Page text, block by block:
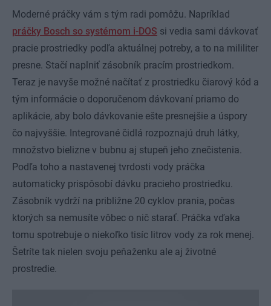
Moderné práčky vám s tým radi pomôžu. Napríklad
práčky Bosch so systémom i-DOS si vedia sami dávkovať
pracie prostriedky podľa aktuálnej potreby, a to na mililiter
presne. Stačí naplniť zásobník pracím prostriedkom.
Teraz je navyše možné načítať z prostriedku čiarový kód a
tým informácie o doporučenom dávkovaní priamo do
aplikácie, aby bolo dávkovanie ešte presnejšie a úspory
čo najvyššie. Integrované čidlá rozpoznajú druh látky,
množstvo bielizne v bubnu aj stupeň jeho znečistenia.
Podľa toho a nastavenej tvrdosti vody práčka
automaticky prispôsobí dávku pracieho prostriedku.
Zásobník vydrží na približne 20 cyklov prania, počas
ktorých sa nemusíte vôbec o nič starať. Práčka vďaka
tomu spotrebuje o niekoľko tisíc litrov vody za rok menej.
Šetríte tak nielen svoju peňaženku ale aj životné
prostredie.